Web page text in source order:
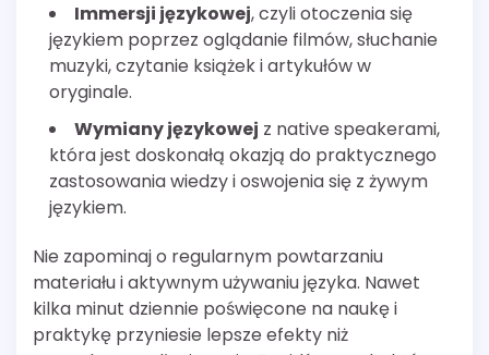
Immersji językowej, czyli otoczenia się
językiem poprzez oglądanie filmów, słuchanie
muzyki, czytanie książek i artykułów w
oryginale.
Wymiany językowej z native speakerami,
która jest doskonałą okazją do praktycznego
zastosowania wiedzy i oswojenia się z żywym
językiem.
Nie zapominaj o regularnym powtarzaniu
materiału i aktywnym używaniu języka. Nawet
kilka minut dziennie poświęcone na naukę i
praktykę przyniesie lepsze efekty niż